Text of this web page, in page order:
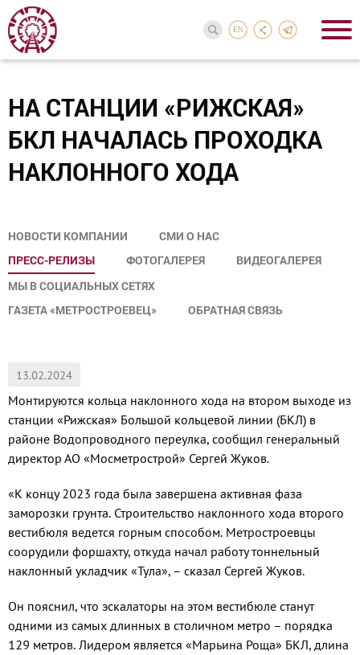
EN
НА СТАНЦИИ «РИЖСКАЯ»
БКЛ НАЧАЛАСЬ ПРОХОДКА
НАКЛОННОГО ХОДА
НОВОСТИ КОМПАНИИ
СМИ О НАС
ПРЕСС-РЕЛИЗЫ
ФОТОГАЛЕРЕЯ
ВИДЕОГАЛЕРЕЯ
МЫ В СОЦИАЛЬНЫХ СЕТЯХ
ГАЗЕТА «МЕТРОСТРОЕВЕЦ»
ОБРАТНАЯ СВЯЗЬ
13.02.2024
Монтируются кольца наклонного хода на втором выходе из
станции «Рижская» Большой кольцевой линии (БКЛ) в
районе Водопроводного переулка, сообщил генеральный
директор АО «Мосметрострой» Сергей Жуков.
«К концу 2023 года была завершена активная фаза
заморозки грунта. Строительство наклонного хода второго
вестибюля ведется горным способом. Метростроевцы
соорудили форшахту, откуда начал работу тоннельный
наклонный укладчик «Тула», – сказал Сергей Жуков.
Он пояснил, что эскалаторы на этом вестибюле станут
одними из самых длинных в столичном метро – порядка
129 метров. Лидером является «Марьина Роща» БКЛ, длина